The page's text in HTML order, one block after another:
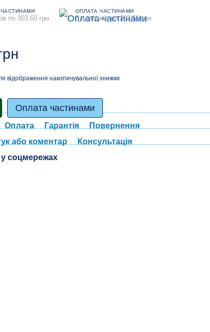
по 303.60 грн
ОПЛАТА ЧАСТИНАМИ
5 платежів по 303.60 грн
відображення накопичувальної знижки
Оплата частинами
Оплата Гарантія
Повернення
або коментар
Консультація
соцмережах